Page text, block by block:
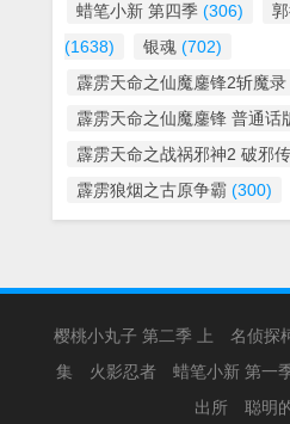
蜡笔小新 第四季 (306)
(1638)
银魂 (702)
霹雳天命之仙魔鏖锋2斩魔
霹雳天命之仙魔鏖锋 普通话
霹雳天命之战祸邪神2 破邪
霹雳狼烟之古原争霸 (300)
樱桃小丸子 第二季 上 名侦探
集
火影忍者 蜡笔小新 第一
出所
聪明